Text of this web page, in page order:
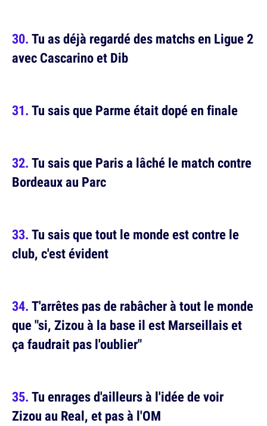
Tu as déjà regardé des matchs en Ligue 2
avec Cascarino et Dib
Tu sais que Parme était dopé en finale
Tu sais que Paris a lâché le match contre
Bordeaux au Parc
Tu sais que tout le monde est contre le
club, c'est évident
T'arrêtes pas de rabâcher à tout le monde
que "si, Zizou à la base il est Marseillais et
ça faudrait pas l'oublier"
Tu enrages d'ailleurs à l'idée de voir
Zizou au Real, et pas à l'OM